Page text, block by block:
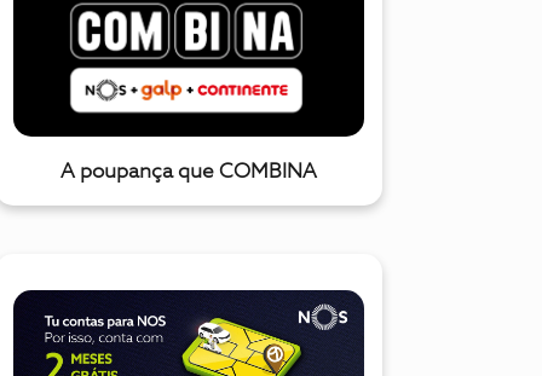
A poupança que COMBINA